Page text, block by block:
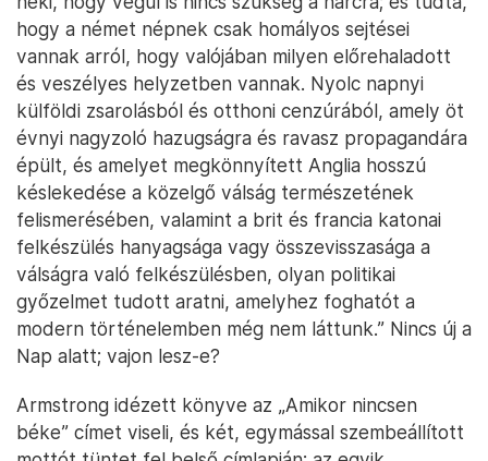
keresztül a nyugati politikai vezetőket: „Egy
diktatórikus rezsim az örökös érzelmi és fizikai
mozgósítás állapotából táplálkozik, amelyet mintegy
gázpedállal irányít. A közvélemény tüneti reakcióira
érzékeny, alkotmányos berendezkedésű országok
államférfiai tudják, hogy nem rendelkeznek hasonló
manőverezési képességgel; és … összeroppannak a
nyilvánosság előtt ilyen hatalmas tétről folytatott
tárgyalások terhe alatt. Miközben tehát az angol és
francia közvéleményt vezetői – saját béke iránti
vágyától támogatva – meggyőzték, hogy a
godesbergi ultimátum elfogadását ‘nagy árulásnak’
tekintő pontról eljusson odáig, hogy Godesberg
tartalmát ‘becsületes békének’ tekintse, a német
közvélemény, nem tudva a valójában fenyegető
nagy általános háborúról, örült annak, hogy a német
hadsereg ugyanúgy besétál majd Csehszlovákiába,